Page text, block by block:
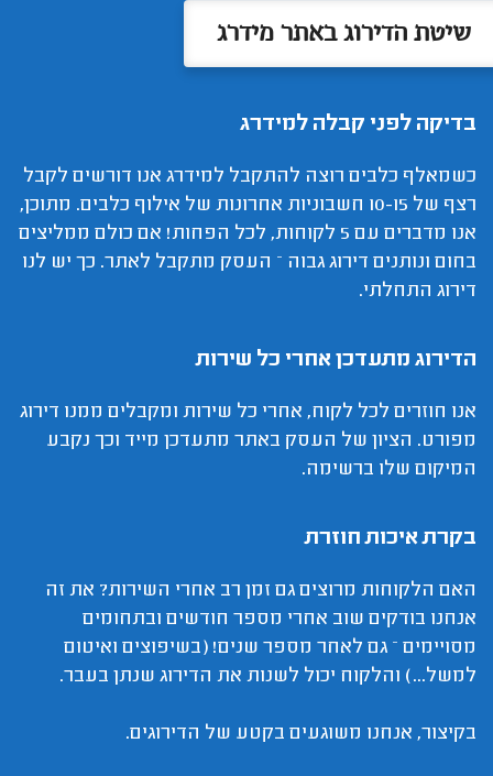
שיטת הדירוג באתר מידרג
בדיקה לפני קבלה למידרג
כשמאלף כלבים רוצה להתקבל למידרג אנו דורשים לקבל
רצף של 10-15 חשבוניות אחרונות של אילוף כלבים. מתוכן,
אנו מדברים עם 5 לקוחות, לכל הפחות! אם כולם ממליצים
בחום ונותנים דירוג גבוה – העסק מתקבל לאתר. כך יש לנו
דירוג התחלתי.
הדירוג מתעדכן אחרי כל שירות
אנו חוזרים לכל לקוח, אחרי כל שירות ומקבלים ממנו דירוג
מפורט. הציון של העסק באתר מתעדכן מייד וכך נקבע
המיקום שלו ברשימה.
בקרת איכות חוזרת
האם הלקוחות מרוצים גם זמן רב אחרי השירות? את זה
אנחנו בודקים שוב אחרי מספר חודשים ובתחומים
מסויימים – גם לאחר מספר שנים! (בשיפוצים ואיטום
למשל...) והלקוח יכול לשנות את הדירוג שנתן בעבר.
בקיצור, אנחנו משוגעים בקטע של הדירוגים.